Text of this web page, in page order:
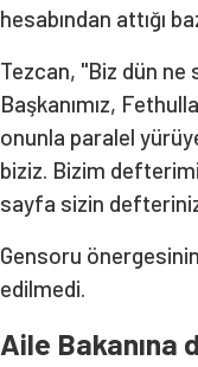
hesabından attığı
Tezcan, "Biz dün ne
Başkanımız,
onunla paralel
biziz. Bizim
sayfa sizin
Gensoru
edilmedi.
Aile Bakanına